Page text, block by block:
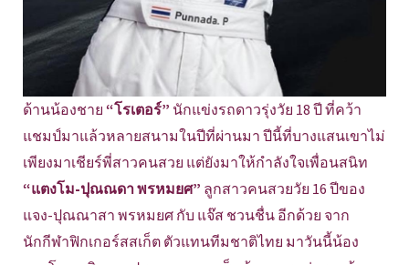
ด้านน้องชาย “โรเตอร์” นักแข่งรถดาวรุ่งวัย 18 ปี ที่คว้า
แชมป์มาแล้วหลายสนามในปีที่ผ่านมา ปีนี้ที่บางแสนเขาไม่
เพียงมาเชียร์พี่สาวคนสวย แต่ยังมาให้กำลังใจเพื่อนสนิท
“แตงโม-ปุณณดา พรหมยศ” ลูกสาวคนสวยวัย 16 ปีของ
แจง-ปุณณาสา พรหมยศ กับ แจ๊ส ชวนชื่น อีกด้วย จาก
นักกีฬาฟิกเกอร์สสเก็ต ตัวแทนทีมชาติไทย มาวันนี้น้อง